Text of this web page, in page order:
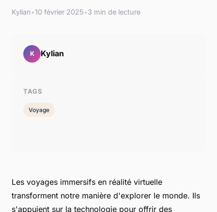
Kylian•10 février 2025•3 min de lecture
Les voyages immersifs en réalité virtuelle
transforment notre manière d'explorer le monde. Ils
s'appuient sur la technologie pour offrir des
K Kylian
TAGS
Voyage